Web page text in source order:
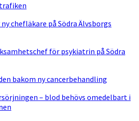
chefläkare på Södra Älvsborgs
för psykiatrin på Södra
bakom ny cancerbehandling
– blod behövs omedelbart i